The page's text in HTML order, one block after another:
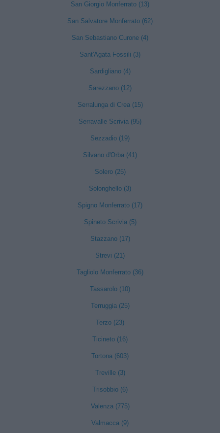
San Giorgio Monferrato (13)
San Salvatore Monferrato (62)
San Sebastiano Curone (4)
Sant'Agata Fossili (3)
Sardigliano (4)
Sarezzano (12)
Serralunga di Crea (15)
Serravalle Scrivia (95)
Sezzadio (19)
Silvano d'Orba (41)
Solero (25)
Solonghello (3)
Spigno Monferrato (17)
Spineto Scrivia (5)
Stazzano (17)
Strevi (21)
Tagliolo Monferrato (36)
Tassarolo (10)
Terruggia (25)
Terzo (23)
Ticineto (16)
Tortona (603)
Treville (3)
Trisobbio (6)
Valenza (775)
Valmacca (9)